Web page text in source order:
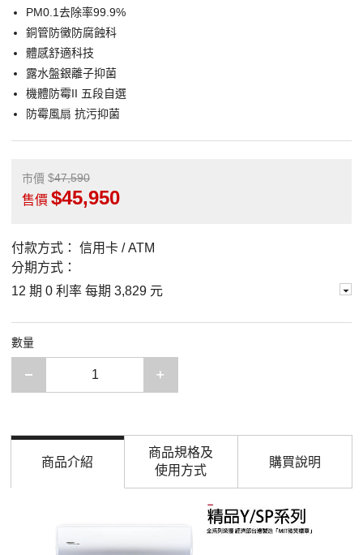
PM0.1去除率99.9%
銅管防黴防腐蝕科
體感舒適科技
露水盤銀離子抑菌
機體防霉II 五段自選
防霉風扇 抗污抑菌
市價 47,590
售價 45,950
付款方式：
信用卡 / ATM
分期方式：
12 期 0 利率 每期 3,829 元
數量
減少一項
商品介紹
商品規格及
使用方式
購買說明